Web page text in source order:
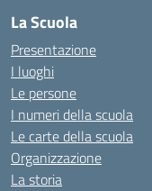
La Scuola
Presentazione
I luoghi
Le persone
I numeri della scuola
Le carte della scuola
Organizzazione
La storia